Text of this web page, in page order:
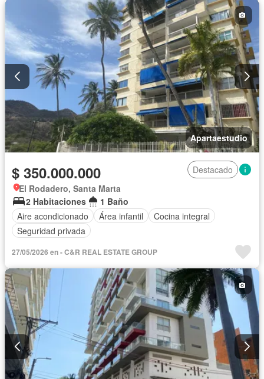
Apartaestudio
$ 350.000.000
Destacado
El Rodadero, Santa Marta
2 Habitaciones
1 Baño
Aire acondicionado
Área infantil
Cocina integral
Seguridad privada
27/05/2026 en - C&R REAL ESTATE GROUP